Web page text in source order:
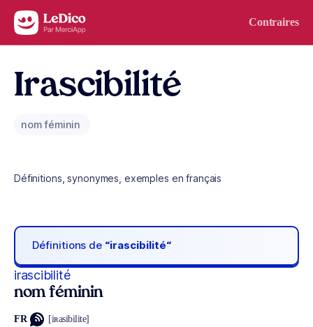
Aller au contenu Contraires
Irascibilité
nom féminin
Définitions, synonymes, exemples en français
Définitions de “irascibilité“
irascibilité
nom féminin
FR [iʀasibilite]